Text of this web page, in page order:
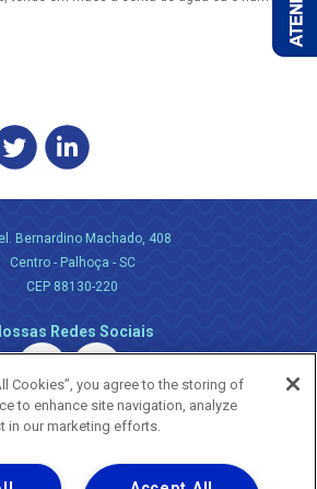
Bernardino Machado, 408
Centro - Palhoça - SC
CEP 88130-220
Redes Sociais
Cookies”, you agree to the storing of
to enhance site navigation, analyze
in our marketing efforts.